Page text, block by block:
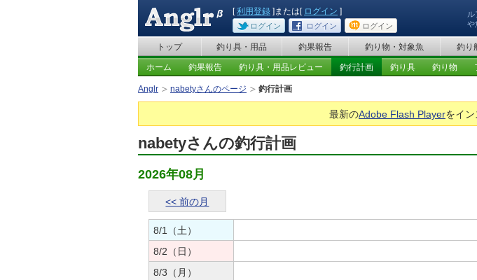
や
[利用登録 ]または[ ログイン ]
ログイン ログイン ログイン
トップ 釣り具・用品 釣果報告 釣り物・対象魚 釣り
ホーム 釣果報告 釣り具・用品レビュー 釣行計画 釣り具 釣り物
Anglr nabetyさんのページ 釣行計画
最新のAdobe Flash Playerをイン
nabetyさんの釣行計画
2026年08月
<< 前の月
8/1（土）
8/2（日）
8/3（月）